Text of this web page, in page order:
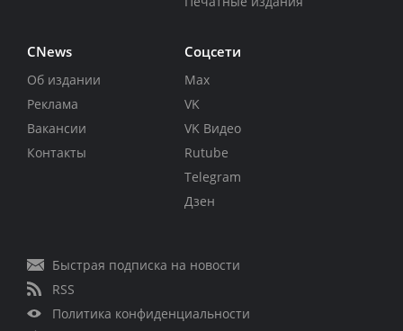
CNews
Об издании
Реклама
Вакансии
Контакты
Соцсети
Max
VK
VK Видео
Rutube
Telegram
Дзен
Быстрая подписка на новости
RSS
Политика конфиденциальности